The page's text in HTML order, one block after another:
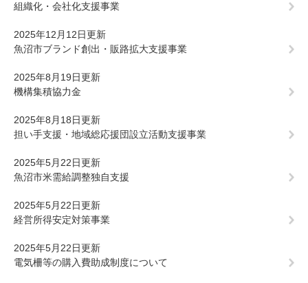
組織化・会社化支援事業
2025年12月12日更新
魚沼市ブランド創出・販路拡大支援事業
2025年8月19日更新
機構集積協力金
2025年8月18日更新
担い手支援・地域総応援団設立活動支援事業
2025年5月22日更新
魚沼市米需給調整独自支援
2025年5月22日更新
経営所得安定対策事業
2025年5月22日更新
電気柵等の購入費助成制度について